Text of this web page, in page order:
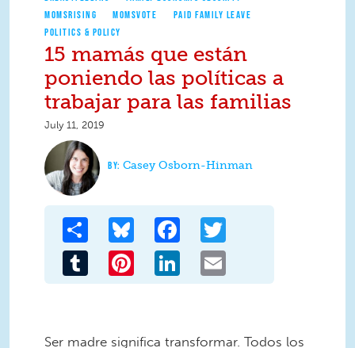
MOMSRISING
MOMSVOTE
PAID FAMILY LEAVE
POLITICS & POLICY
15 mamás que están
poniendo las políticas a
trabajar para las familias
July 11, 2019
Casey Osborn-Hinman
Share Bluesky Facebook
Tumblr Pinterest LinkedIn
Ser madre significa transformar. Todos los